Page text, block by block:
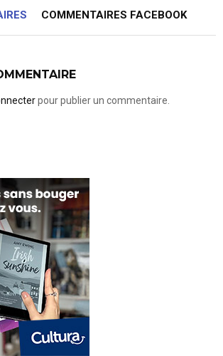
COMMENTAIRES FACEBOOK
pour publier un commentaire.